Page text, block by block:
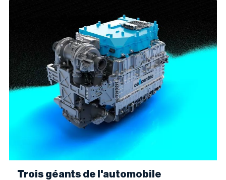
Trois géants de l'automobile